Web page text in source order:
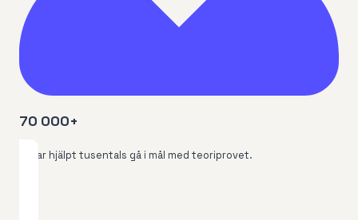
70 000+
Vi har hjälpt tusentals gå i mål med teoriprovet.